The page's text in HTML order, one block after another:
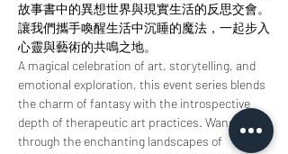
故事書中的異想世界與現實生活的反思交會。
讓我們攜手喚醒生活中沉睡的魔法，一起步入
心靈與藝術的共鳴之地。
A magical celebration of art, storytelling, and
emotional exploration, this event series blends
the charm of fantasy with the introspective
depth of therapeutic art practices. Wander
through the enchanting landscapes of